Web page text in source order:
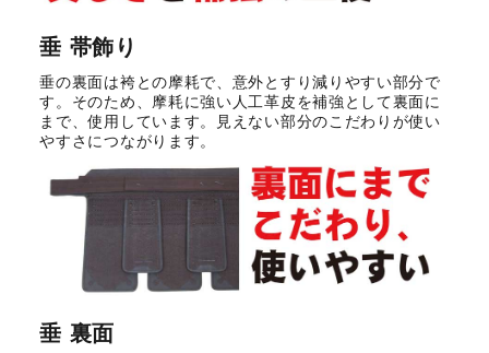
垂 帯飾り
垂の裏面は袴との摩耗で、意外とすり減りやすい部分で
す。そのため、摩耗に強い人工革皮を補強として裏面に
まで、使用しています。見えない部分のこだわりが使い
やすさにつながります。
垂 裏面